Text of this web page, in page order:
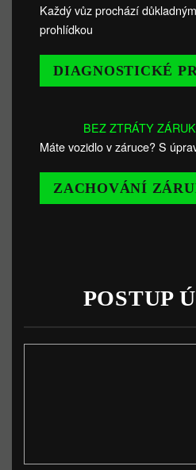
Každý vůz prochází
prohlídkou
DIAGNOSTICKÉ
BEZ ZTRÁTY
Máte vozidlo v záruce? S
ZACHOVÁNÍ
POSTUP